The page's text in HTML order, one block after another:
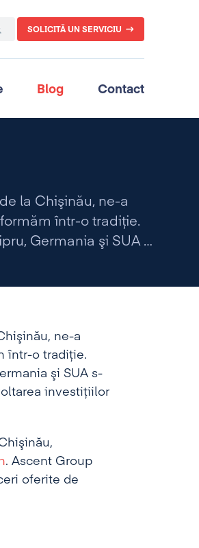
SOLICITĂ UN SERVICIU
Blog Contact
la Chişinău, ne-a
într-o tradiţie.
Germania şi SUA s-
ne-a
într-o tradiţie.
şi SUA s-
investiţiilor
. Ascent Group
oferite de